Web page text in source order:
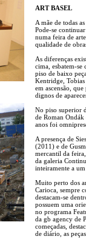
ART BASEL
A mãe de todas
Pode-se
numa feira de
qualidade de
As diferenças
cima, esbatem-se
piso de baixo
Kentridge, Tobias
em ascensão,
dignos de
No piso superior
de Roman Ondák
anos foi
A presença de
(2011) e de
mercantil da
da galeria
inteiramente a
Muito perto dos
Carioca, sempre
destacam-se
possuem uma
no programa
da gb agency de
começadas,
de diário, as